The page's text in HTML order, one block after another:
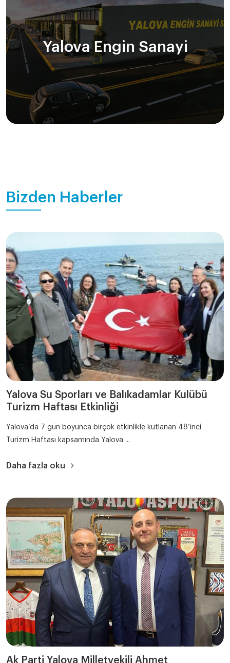
Yalova Engin Sanayi
Bizden Haberler
Yalova Su Sporları ve Balıkadamlar Kulübü
Turizm Haftası Etkinliği
Yalova’da 7 gün boyunca birçok etkinlikle kutlanan 48’inci
Turizm Haftası kapsamında Yalova ...
Daha fazla oku
Ak Parti Yalova Milletvekili Ahmet